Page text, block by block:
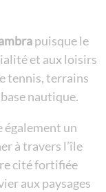
puisque le
et aux loisirs
tennis, terrains
nautique.
également un
à travers l’île
cité fortifiée
aux paysages